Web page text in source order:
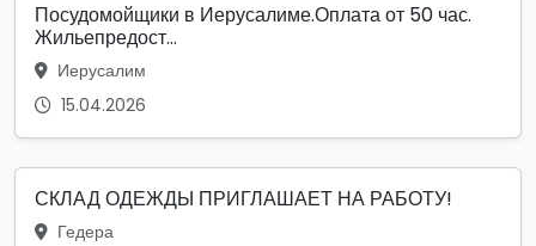
Посудомойщики в Иерусалиме.Оплата от 50 час.
Жильепредост...
Иерусалим
15.04.2026
СКЛАД ОДЕЖДЫ ПРИГЛАШАЕТ НА РАБОТУ!
Гедера